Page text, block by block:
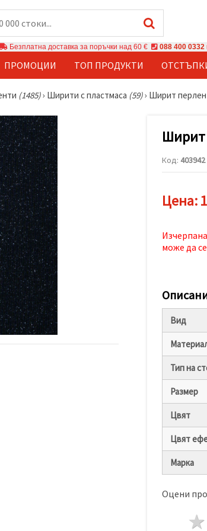
Безплатна доставка за поръчки над 60 € 088 400 0332
ПРОМОЦИИ ТОП ПРОДУКТИ
(1485)› Ширити с пластмаса (59)› Ширит перлен
Ширит
Код: 403942
Цена:
може да
Вид
Тип на
Размер
Цвят
Цвят
Марка
Оцени